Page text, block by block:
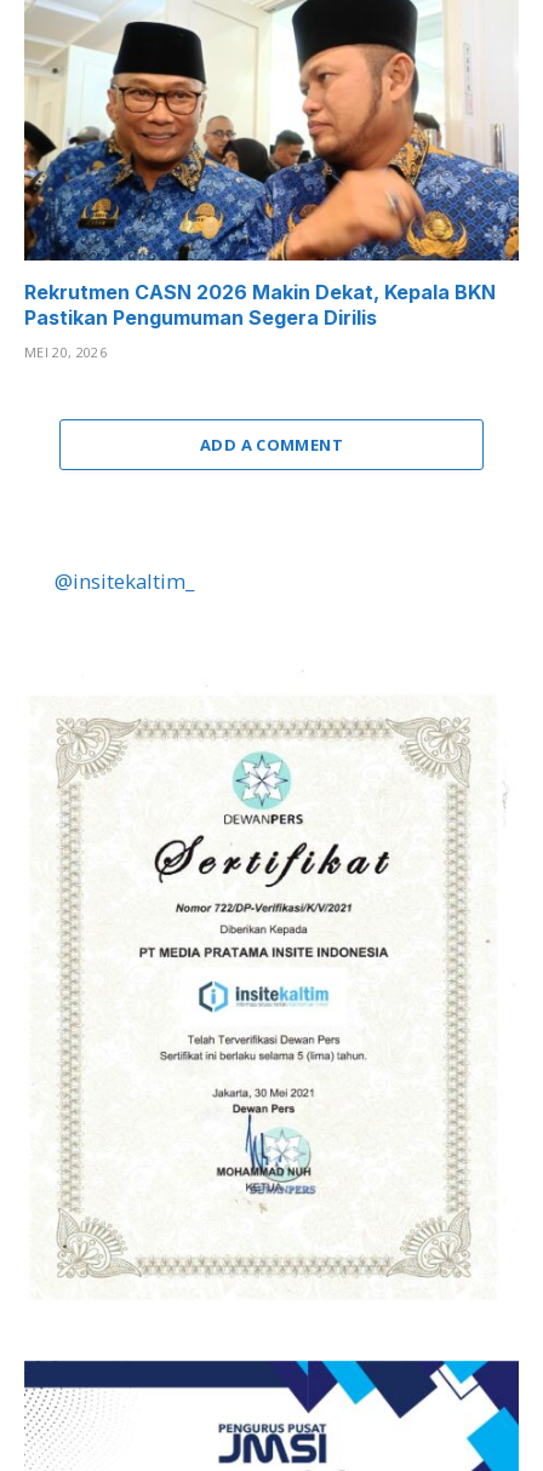
Rekrutmen CASN 2026 Makin Dekat, Kepala BKN
Pastikan Pengumuman Segera Dirilis
MEI 20, 2026
ADD A COMMENT
@insitekaltim_